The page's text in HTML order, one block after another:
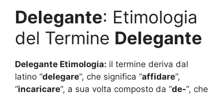
Delegante: Etimologia
del Termine Delegante
Delegante Etimologia: il termine deriva dal
latino “delegare“, che significa “affidare“,
“incaricare“, a sua volta composto da “de-“, che